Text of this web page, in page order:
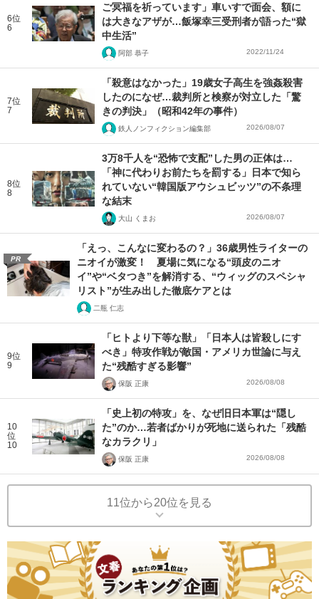
6位
6
ご冥福を祈っています」車いすで面会、額に
は大きなアザが…飯塚幸三受刑者が語った“獄
中生活”
阿部 恭子 2022/11/24
7位
7
「殺意はなかった」19歳女子高生を強姦殺害
したのになぜ…裁判所と検察が対立した「驚
きの判決」（昭和42年の事件）
鉄人ノンフィクション編集部 2026/08/07
8位
8
3万8千人を“恐怖で支配”した男の正体は…
「神に代わりお前たちを罰する」日本で知ら
れていない“韓国版アウシュビッツ”の不条理
な結末
大山 くまお 2026/08/07
PR
「えっ、こんなに変わるの？」36歳男性ライターの
ニオイが激変！ 夏場に気になる“頭皮のニオ
イ”や“ベタつき”を解消する、“ウィッグのスペシャ
リスト”が生み出した徹底ケアとは
二瓶 仁志
9位
9
「ヒトより下等な獣」「日本人は皆殺しにす
べき」特攻作戦が敵国・アメリカ世論に与え
た“残酷すぎる影響”
保阪 正康 2026/08/08
10
位
10
「史上初の特攻」を、なぜ旧日本軍は“隠し
た”のか…若者ばかりが死地に送られた「残酷
なカラクリ」
保阪 正康 2026/08/08
11位から20位を見る